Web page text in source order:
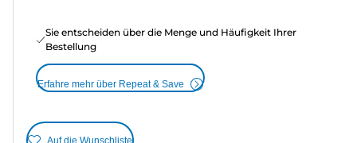
Sie entscheiden über die Menge und Häufigkeit Ihrer
Bestellung
Erfahre mehr über Repeat & Save
Auf die Wunschliste